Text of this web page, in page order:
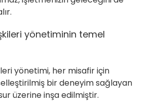
yönetiminin temel
yönetimi, her misafir için
bir deneyim sağlayan
üzerine inşa edilmiştir.